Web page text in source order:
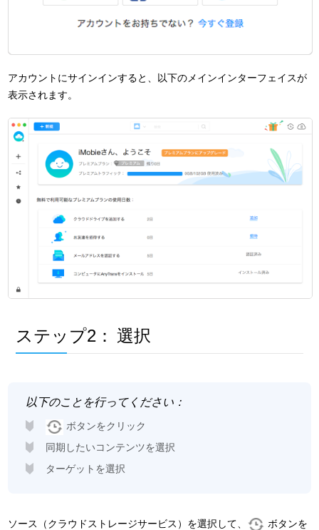
アカウントにサインインすると、以下のメインインターフェイスが
表示されます。
ステップ2： 選択
以下のことを行ってください：
ボタンをクリック
同期したいコンテンツを選択
ターゲットを選択
ソース（クラウドストレージサービス）を選択して、 ボタンを